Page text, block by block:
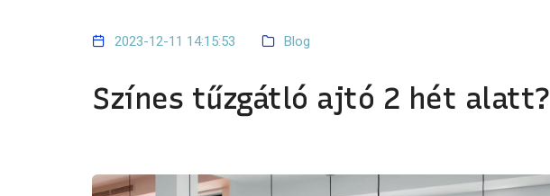
2023-12-11 14:15:53 Blog
Színes tűzgátló ajtó 2 hét alatt?